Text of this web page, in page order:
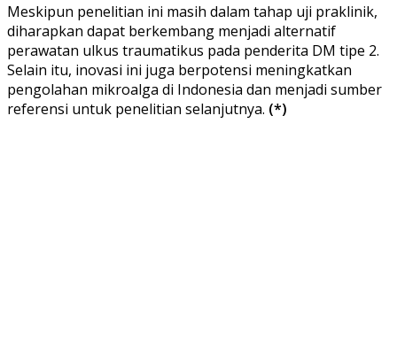
Meskipun penelitian ini masih dalam tahap uji praklinik,
diharapkan dapat berkembang menjadi alternatif
perawatan ulkus traumatikus pada penderita DM tipe 2.
Selain itu, inovasi ini juga berpotensi meningkatkan
pengolahan mikroalga di Indonesia dan menjadi sumber
referensi untuk penelitian selanjutnya. (*)